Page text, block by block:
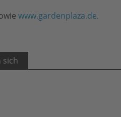
www.gardenplaza.de.
sich